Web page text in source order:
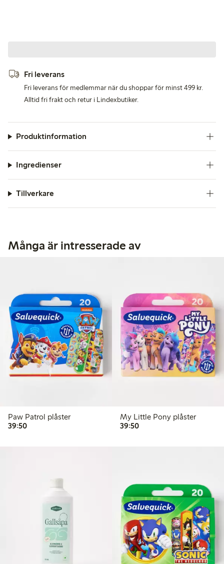
Fri leverans
Fri leverans för medlemmar när du shoppar för minst 499 kr.
Alltid fri frakt och retur i Lindexbutiker.
Produktinformation
Ingredienser
Tillverkare
Många är intresserade av
Paw Patrol plåster
39:5039,50 kr
My Little Pony plåster
39:5039,50 kr